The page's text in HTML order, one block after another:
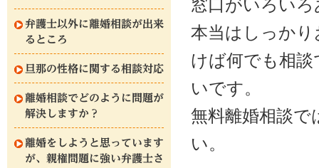
弁護士以外に離婚相談が出来
るところ
旦那の性格に関する相談対応
離婚相談でどのように問題が
解決しますか？
離婚をしようと思っています
が、親権問題に強い弁護士さ
窓口がいろい
本当はしっかり
けば何でも相
いです。
無料離婚相談
い。